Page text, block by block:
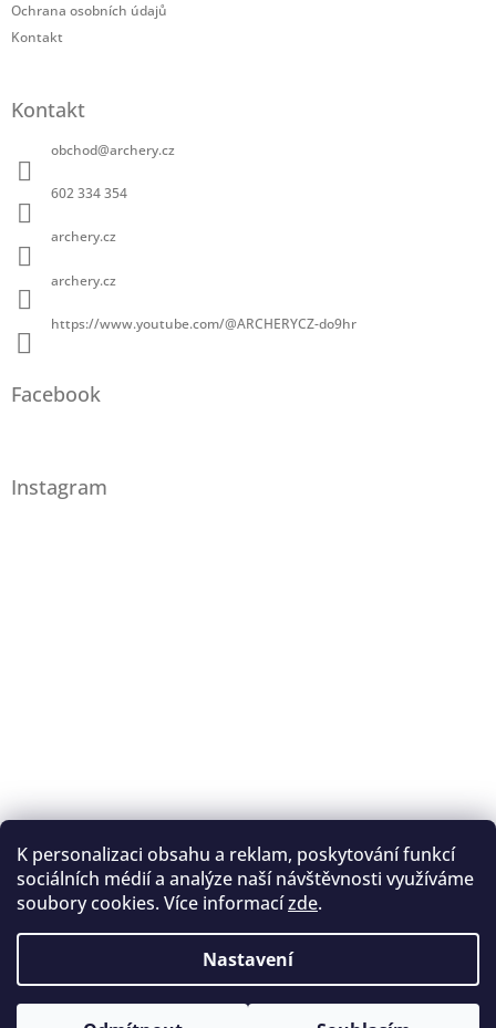
K personalizaci obsahu a reklam, poskytování funkcí
sociálních médií a analýze naší návštěvnosti využíváme
soubory cookies. Více informacízde.
Nastavení
Ochrana osobních údajů
Kontakt
Kontakt
obchod@archery.cz
602 334 354
archery.cz
archery.cz
https://www.youtube.com/@ARCHERYCZ-do9hr
Facebook
Instagram
Sledovat na Instagramu
Registrace na lukostřelbu
I. Královský lukostřelecký klub
Český lukostřelecký svaz